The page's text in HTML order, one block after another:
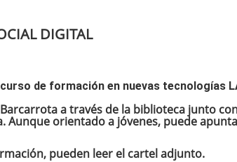
DIGITAL
de formación en nuevas tecnologías
a través de la biblioteca junto
Aunque orientado a jóvenes, puede
pueden leer el cartel adjunto.